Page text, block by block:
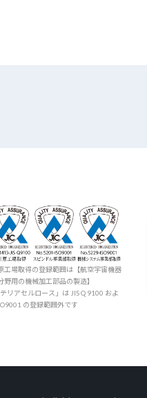
工場取得の登録範囲は【航空宇宙機器
野用の機械加工部品の製造】
リアセルロース」は JIS Q 9100 およ
の登録範囲外です